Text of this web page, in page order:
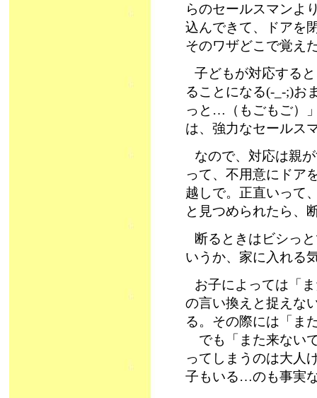
らのセールスマンよ
込んできて、ドアを
そのワザどこで覚え
子どもが対応する
ることになる(-_-;)お
っと…（もごもご）
は、強力なセールス
なので、対応は親
って、不用意にドア
越しで。正直いって
と見つめられたら、
断るときはビシっ
いうか、家に入れる
お子によっては「
の言い換えと捉えな
る。その際には「ま
でも「また来ない
ってしまうのは大人
子もいる…のも事実